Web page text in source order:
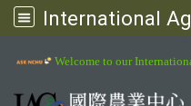
International
Welcome to our